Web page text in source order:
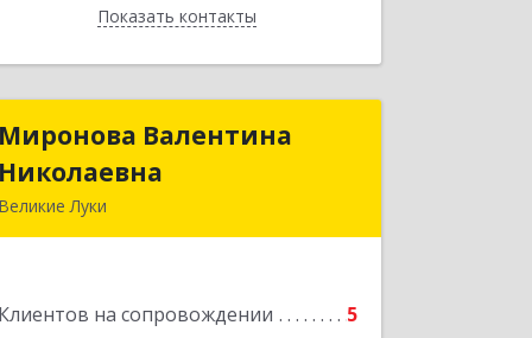
Показать контакты
Назад
Миронова Валентина
Николаевна
Великие Луки
Клиентов на сопровождении 5
Миронова Валентина